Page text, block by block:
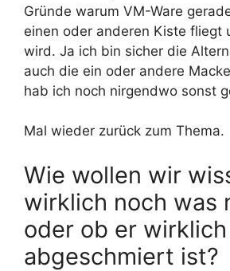
Gründe warum VM-Ware
einen oder anderen Kiste fliegt
wird. Ja ich bin sicher die
auch die ein oder andere
hab ich noch nirgendwo sonst
Mal wieder zurück zum Thema.
Wie wollen wir
wirklich noch was
oder ob er wirklich
abgeschmiert ist?